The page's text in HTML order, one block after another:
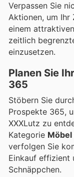
Verpassen Sie
Aktionen, um Ihr
einem
zeitlich
einzusetzen.
Planen Sie
365
Stöbern Sie
Prospekte 365,
XXXLutz zu
Kategorie Möbel
verfolgen Sie
Einkauf effizient
Schnäppchen.